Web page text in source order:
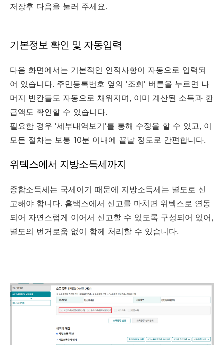
저장후 다음을 눌러 주세요.
기본정보 확인 및 자동입력
다음 화면에서는 기본적인 인적사항이 자동으로 입력되
어 있습니다. 주민등록번호 옆의 '조회' 버튼을 누르면 나
머지 빈칸들도 자동으로 채워지며, 이미 계산된 소득과 환
급액도 확인할 수 있습니다.
필요한 경우 '세부내역보기'를 통해 수정을 할 수 있고, 이
모든 절차는 보통 10분 이내에 끝날 정도로 간편합니다.
위텍스에서 지방소득세까지
종합소득세는 국세이기 때문에 지방소득세는 별도로 신
고해야 합니다. 홈택스에서 신고를 마치면 위텍스로 연동
되어 자연스럽게 이어서 신고할 수 있도록 구성되어 있어,
별도의 번거로움 없이 함께 처리할 수 있습니다.